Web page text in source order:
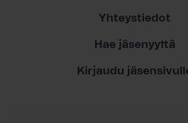
Yhteystiedot
Hae jäsenyyttä
Kirjaudu